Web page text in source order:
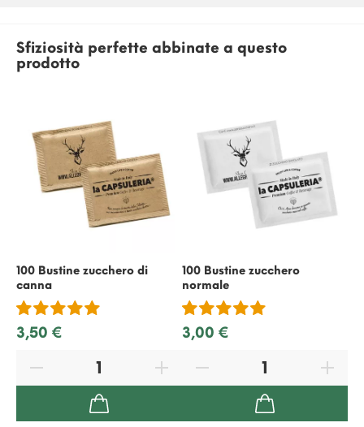
Sfiziosità perfette abbinate a questo
prodotto
100 Bustine zucchero di
canna
3,50 €
100 Bustine zucchero
normale
3,00 €